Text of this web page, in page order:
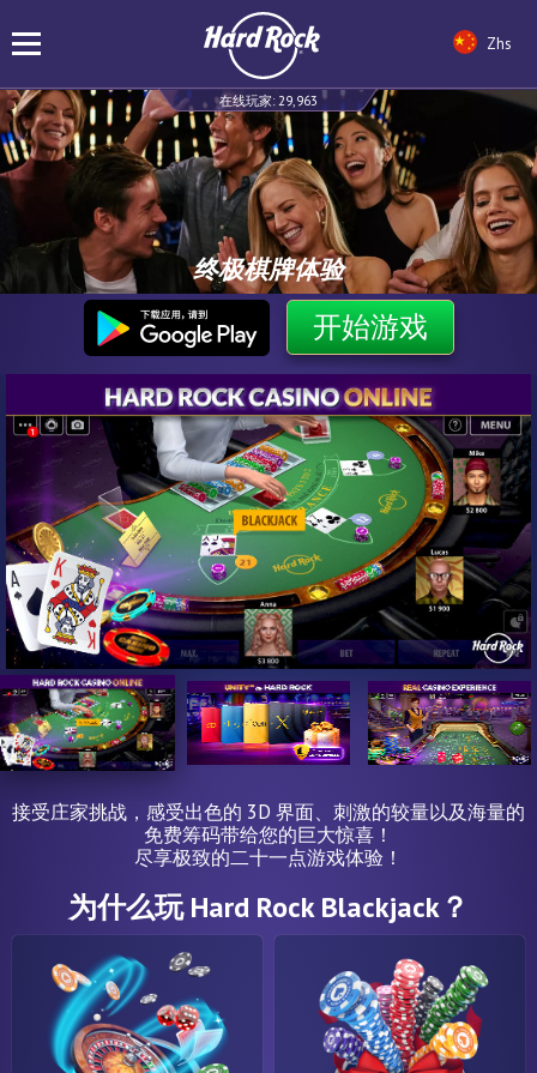
在线玩家:29,963
Zhs
终极棋牌体验
开始游戏
接受庄家挑战，感受出色的 3D 界面、刺激的较量以及海量的
免费筹码带给您的巨大惊喜！
尽享极致的二十一点游戏体验！
为什么玩 Hard Rock Blackjack？